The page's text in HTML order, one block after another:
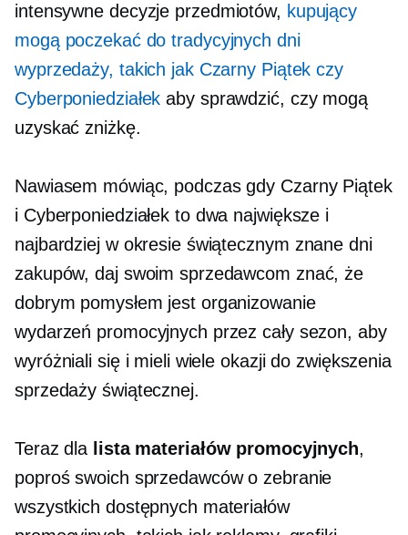
intensywne decyzje przedmiotów, kupujący
mogą poczekać do tradycyjnych dni
wyprzedaży, takich jak Czarny Piątek czy
Cyberponiedziałek aby sprawdzić, czy mogą
uzyskać zniżkę.
Nawiasem mówiąc, podczas gdy Czarny Piątek
i Cyberponiedziałek to dwa największe i
najbardziej w okresie świątecznym znane dni
zakupów, daj swoim sprzedawcom znać, że
dobrym pomysłem jest organizowanie
wydarzeń promocyjnych przez cały sezon, aby
wyróżniali się i mieli wiele okazji do zwiększenia
sprzedaży świątecznej.
Teraz dla lista materiałów promocyjnych,
poproś swoich sprzedawców o zebranie
wszystkich dostępnych materiałów